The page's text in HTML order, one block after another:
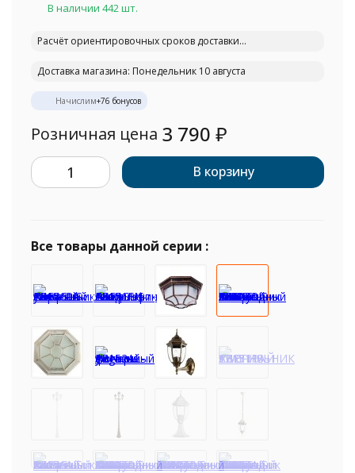
В наличии 442 шт.
Расчёт ориентировочных сроков доставки...
Доставка магазина: Понедельник 10 августа
Начислим+76 бонусов
Розничная цена 3 790 ₽
В корзину
Все товары данной серии :